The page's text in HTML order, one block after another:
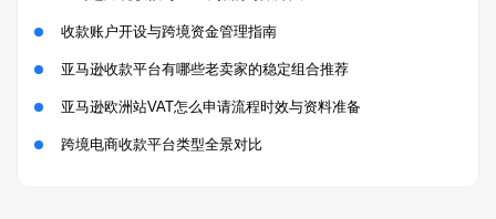
收款账户开设与跨境资金管理指南
亚马逊收款平台有哪些老卖家的稳定组合推荐
亚马逊欧洲站VAT怎么申请流程时效与资料准备
跨境电商收款平台类型全景对比